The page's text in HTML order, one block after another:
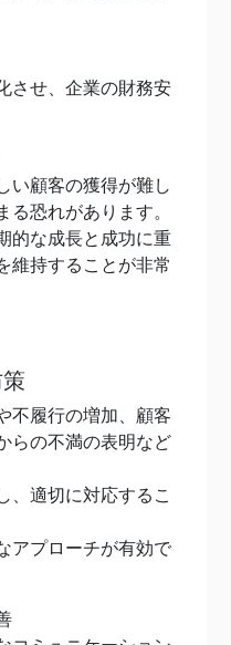
させ、企業の財務安
い顧客の獲得が難し
る恐れがあります。
的な成長と成功に重
維持することが非常
不履行の増加、顧客
らの不満の表明など
、適切に対応するこ
アプローチが有効で